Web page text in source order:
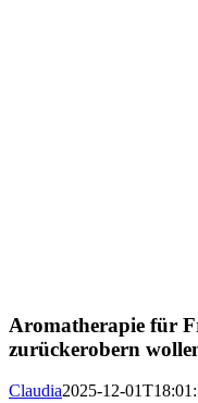
Aromatherapie für
zurückerobern
Claudia2025-12-